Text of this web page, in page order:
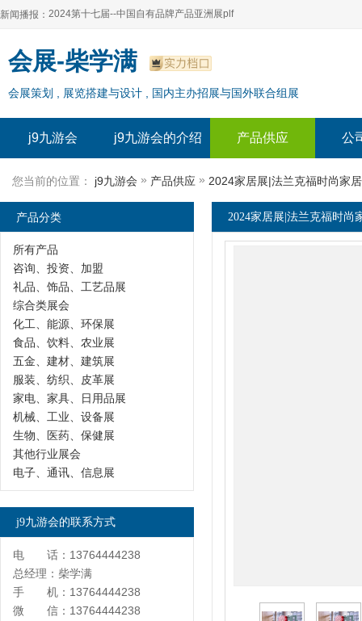
新闻播报：
2024上海自有品牌展--百货展|食品展 零售展|oem展
2024全球自有--品牌产品亚洲展（plf）
2024上海自有品牌展--2024上海oem 贴牌代加工展
2024第十七届--中国自有品牌产品亚洲展plf
2024全球自有--品牌产品亚洲展（plf）
2024年上海--第17届自有品牌展
会展-柴学满
会展策划 , 展览搭建与设计 , 国内主办招展与国外联合组展
j9九游会 j9九游会的介绍 产品供应 公
您当前的位置： j9九游会 » 产品供应 » 2024家居展|法兰克福时尚家
2024家居展|法兰克福时尚
产品分类
所有产品
咨询、投资、加盟
礼品、饰品、工艺品展
综合类展会
化工、能源、环保展
食品、饮料、农业展
五金、建材、建筑展
服装、纺织、皮革展
家电、家具、日用品展
机械、工业、设备展
生物、医药、保健展
其他行业展会
电子、通讯、信息展
j9九游会的联系方式
电 话：13764444238
总经理：柴学满
手 机：13764444238
微 信：13764444238